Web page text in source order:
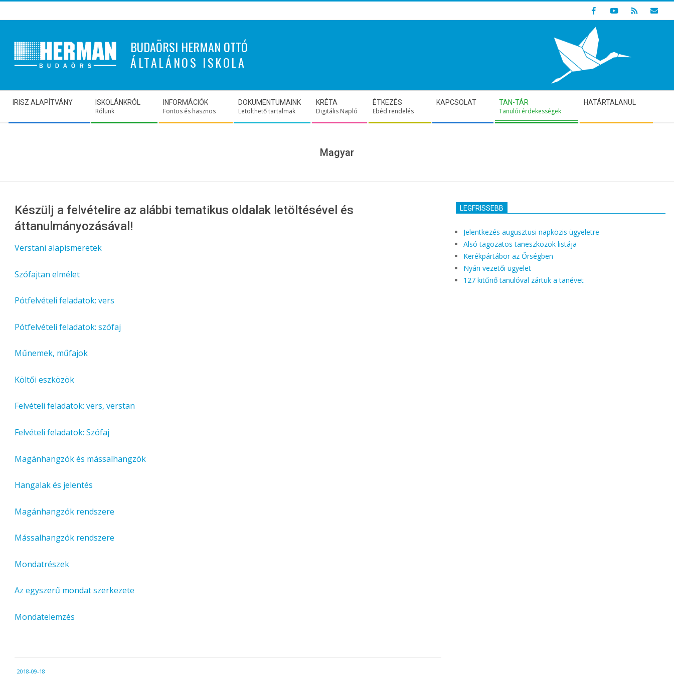
to
BUDAÖRSI HERMAN OTTÓ
ÁLTALÁNOS ISKOLA
Indulunk! Hamarosan újraindul oldalunk!
Navigation
Menu
IRISZ ALAPÍTVÁNY ISKOLÁNKRÓL
Rólunk
INFORMÁCIÓK
Fontos és hasznos
DOKUMENTUMAINK
Letölthető tartalmak
KRÉTA
Digitális Napló
ÉTKEZÉS
Ebéd rendelés
KAPCSOLAT TAN-TÁR
Tanulói érdekességek
HATÁRTALANUL
Magyar
Készülj a felvételire az alábbi tematikus oldalak letöltésével és
áttanulmányozásával!
Verstani alapismeretek
Szófajtan elmélet
Pótfelvételi feladatok: vers
Pótfelvételi feladatok: szófaj
Műnemek, műfajok
Költői eszközök
Felvételi feladatok: vers, verstan
Felvételi feladatok: Szófaj
Magánhangzók és mássalhangzók
Hangalak és jelentés
Magánhangzók rendszere
Mássalhangzók rendszere
Mondatrészek
Az egyszerű mondat szerkezete
Mondatelemzés
2018-09-18
LEGFRISSEBB
Jelentkezés augusztusi napközis ügyeletre
Alsó tagozatos taneszközök listája
Kerékpártábor az Őrségben
Nyári vezetői ügyelet
127 kitűnő tanulóval zártuk a tanévet